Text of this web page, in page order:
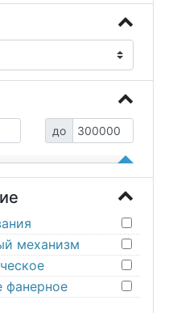
до
механизм
фанерное